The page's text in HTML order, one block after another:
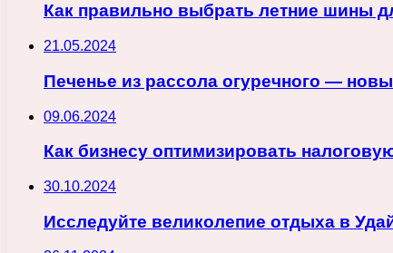
Как правильно выбрать летние шины
21.05.2024
Печенье из рассола огуречного —
09.06.2024
Как бизнесу оптимизировать
30.10.2024
Исследуйте великолепие отдыха в